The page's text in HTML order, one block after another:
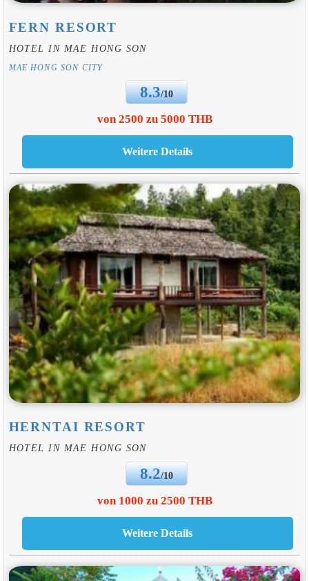
FERN RESORT
HOTEL IN MAE HONG SON
MAE HONG SON CITY
8.3/10
von 2500 zu 5000 THB
HERNTAI RESORT
HOTEL IN MAE HONG SON
8.2/10
von 1000 zu 2500 THB